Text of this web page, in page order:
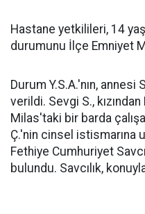
Hastane yetkilileri, 14
durumunu İlçe Emniyet
Durum Y.S.A.'nın,
verildi. Sevgi S.,
Milas'taki bir barda
Ç.'nin cinsel istismarına
Fethiye Cumhuriyet
bulundu. Savcılık,